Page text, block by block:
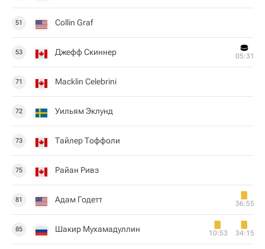
51 Collin Graf
53 Джефф Скиннер 05:31
71 Macklin Celebrini
72 Уильям Эклунд
73 Тайлер Тоффоли
75 Райан Ривз
81 Адам Годетт 36:55
85 Шакир Мухамадуллин 10:53 34:15